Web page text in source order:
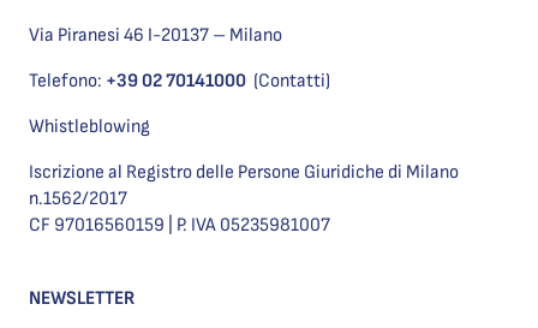
Via Piranesi 46 I-20137 – Milano
Telefono: +39 02 70141000 (Contatti)
Whistleblowing
Iscrizione al Registro delle Persone Giuridiche di Milano
n.1562/2017
CF 97016560159 | P. IVA 05235981007
NEWSLETTER